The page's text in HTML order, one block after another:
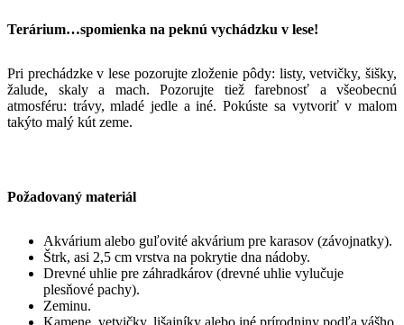
Terárium…spomienka na peknú vychádzku v lese!
Pri prechádzke v lese pozorujte zloženie pôdy: listy, vetvičky, šišky,
žalude, skaly a mach. Pozorujte tiež farebnosť a všeobecnú
atmosféru: trávy, mladé jedle a iné. Pokúste sa vytvoriť v malom
takýto malý kút zeme.
Požadovaný materiál
Akvárium alebo guľovité akvárium pre karasov (závojnatky).
Štrk, asi 2,5 cm vrstva na pokrytie dna nádoby.
Drevné uhlie pre záhradkárov (drevné uhlie vylučuje
plesňové pachy).
Zeminu.